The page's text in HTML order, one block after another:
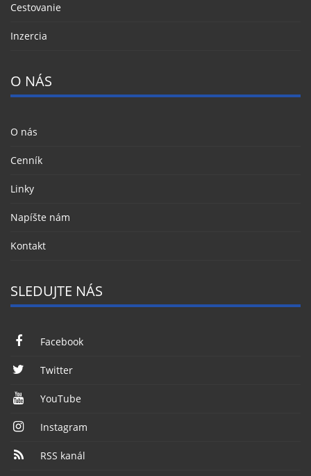
Cestovanie
Inzercia
O NÁS
O nás
Cenník
Linky
Napíšte nám
Kontakt
SLEDUJTE NÁS
Facebook
Twitter
YouTube
Instagram
RSS kanál